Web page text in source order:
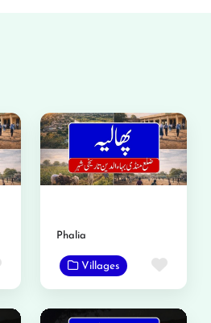
Favorite
Phalia
Villages